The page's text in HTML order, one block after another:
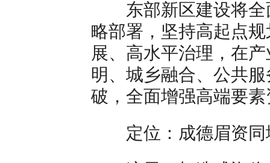
东部新区建设将全
略部署，坚持高起点
展、高水平治理，在
明、城乡融合、公共
破，全面增强高端要
定位：成德眉资同